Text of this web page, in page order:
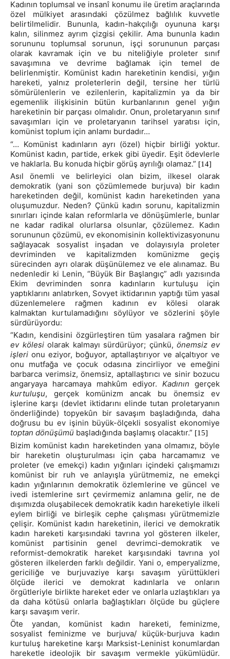
Kadının toplumsal ve insanî konumu ile üretim araçlarında
özel mülkiyet arasındaki çözülmez bağlılık kuvvetle
belirtilmelidir. Bununla, kadın-hakçılığı oyununa karşı
kalın, silinmez ayrım çizgisi çekilir. Ama bununla kadın
sorununu toplumsal sorunun, işçi sorununun parçası
olarak kavramak için ve bu niteliğiyle proleter sınıf
savaşımına ve devrime bağlamak için temel de
belirlenmiştir. Komünist kadın hareketinin kendisi, yığın
hareketi, yalnız proleterlerin değil, tersine her türlü
sömürülenlerin ve ezilenlerin, kapitalizmin ya da bir
egemenlik ilişkisinin bütün kurbanlarının genel yığın
hareketinin bir parçası olmalıdır. Onun, proletaryanın sınıf
savaşımları için ve proletaryanın tarihsel yaratısı için,
komünist toplum için anlamı burdadır…
“… Komünist kadınların ayrı (özel) hiçbir birliği yoktur.
Komünist kadın, partide, erkek gibi üyedir. Eşit ödevlerle
ve haklarla. Bu konuda hiçbir görüş ayrılığı olamaz.” [14]
Asıl önemli ve belirleyici olan bizim, ilkesel olarak
demokratik (yani son çözümlemede burjuva) bir kadın
hareketinden değil, komünist kadın hareketinden yana
oluşumuzdur. Neden? Çünkü kadın sorunu, kapitalizmin
sınırları içinde kalan reformlarla ve dönüşümlerle, bunlar
ne kadar radikal olurlarsa olsunlar, çözülemez. Kadın
sorununun çözümü, ev ekonomisinin kollektivizasyonunu
sağlayacak sosyalist inşadan ve dolayısıyla proleter
devriminden ve kapitalizmden komünizme geçiş
sürecinden ayrı olarak düşünülemez ve ele alınamaz. Bu
nedenledir ki Lenin, “Büyük Bir Başlangıç” adlı yazısında
Ekim devriminden sonra kadınların kurtuluşu için
yaptıklarını anlatırken, Sovyet iktidarının yaptığı tüm yasal
düzenlemelere rağmen kadının ev kölesi olarak
kalmaktan kurtulamadığını söylüyor ve sözlerini şöyle
sürdürüyordu:
“Kadın, kendisini özgürleştiren tüm yasalara rağmen bir
ev kölesiolarak kalmayı sürdürüyor; çünkü,önemsiz ev
işleri onu eziyor, boğuyor, aptallaştırıyor ve alçaltıyor ve
onu mutfağa ve çocuk odasına zincirliyor ve emeğini
barbarca verimsiz, önemsiz, aptallaştırıcı ve sinir bozucu
angaryaya harcamaya mahkûm ediyor. Kadının gerçek
kurtuluşu, gerçek komünizm ancak bu önemsiz ev
işlerine karşı (devlet iktidarını elinde tutan proletaryanın
önderliğinde) topyekûn bir savaşım başladığında, daha
doğrusu bu ev işinin büyük-ölçekli sosyalist ekonomiye
toptan dönüşümü başladığında başlamış olacaktır.” [15]
Bizim komünist kadın hareketinden yana olmamız, böyle
bir hareketin oluşturulması için çaba harcamamız ve
proleter (ve emekçi) kadın yığınları içindeki çalışmamızı
komünist bir ruh ve anlayışla yürütmemiz, ne emekçi
kadın yığınlarının demokratik özlemlerine ve güncel ve
ivedi istemlerine sırt çevirmemiz anlamına gelir, ne de
dışımızda oluşabilecek demokratik kadın hareketiyle ilkeli
eylem birliği ve birleşik cephe çalışması yürütmemizle
çelişir. Komünist kadın hareketinin, ilerici ve demokratik
kadın hareketi karşısındaki tavrına yol gösteren ilkeler,
komünist partisinin genel devrimci-demokratik ve
reformist-demokratik hareket karşısındaki tavrına yol
gösteren ilkelerden farklı değildir. Yani o, emperyalizme,
gericiliğe ve burjuvaziye karşı savaşım yürüttükleri
ölçüde ilerici ve demokrat kadınlarla ve onların
örgütleriyle birlikte hareket eder ve onlarla uzlaştıkları ya
da daha kötüsü onlarla bağlaştıkları ölçüde bu güçlere
karşı savaşım verir.
Öte yandan, komünist kadın hareketi, feminizme,
sosyalist feminizme ve burjuva/ küçük-burjuva kadın
kurtuluş hareketine karşı Marksist-Leninist konumlardan
hareketle ideolojik bir savaşım vermekle yükümlüdür.